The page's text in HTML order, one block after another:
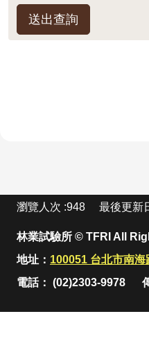
資
料
訊
公
告
首
物種類別：
瀏覽人次 948 最後更新
林業試驗所 © TFRI All
地址： 100051 台北市南海
電話： (02)2303-9978